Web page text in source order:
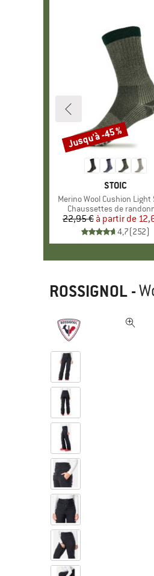
MARQUE
STOIC
Article
Merino Wool Cushion Light
Product group
Chaussettes de
Prix
22,95 € Prix
à partir de
4,7(252)
Remise
Jusqu'à -45 %
ROSSIGNOL -